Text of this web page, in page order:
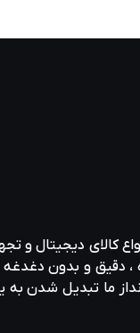
کالای دیجیتال و
دقیق و بدون دغدغه
ما تبدیل شدن به